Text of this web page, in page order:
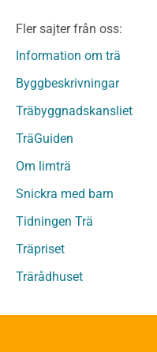
Fanerträ
Fanerträ Obehandlat
Träpanel och
Träpanel och
Trägolv
Sågat virke
Sågat virke
Övriga träprodukter
Övrigt byggvirke
Underlagsspont
Fler sajter från oss:
Information om trä
Byggbeskrivningar
Träbyggnadskansliet
TräGuiden
Om limträ
Snickra med barn
Tidningen Trä
Träpriset
Trärådhuset